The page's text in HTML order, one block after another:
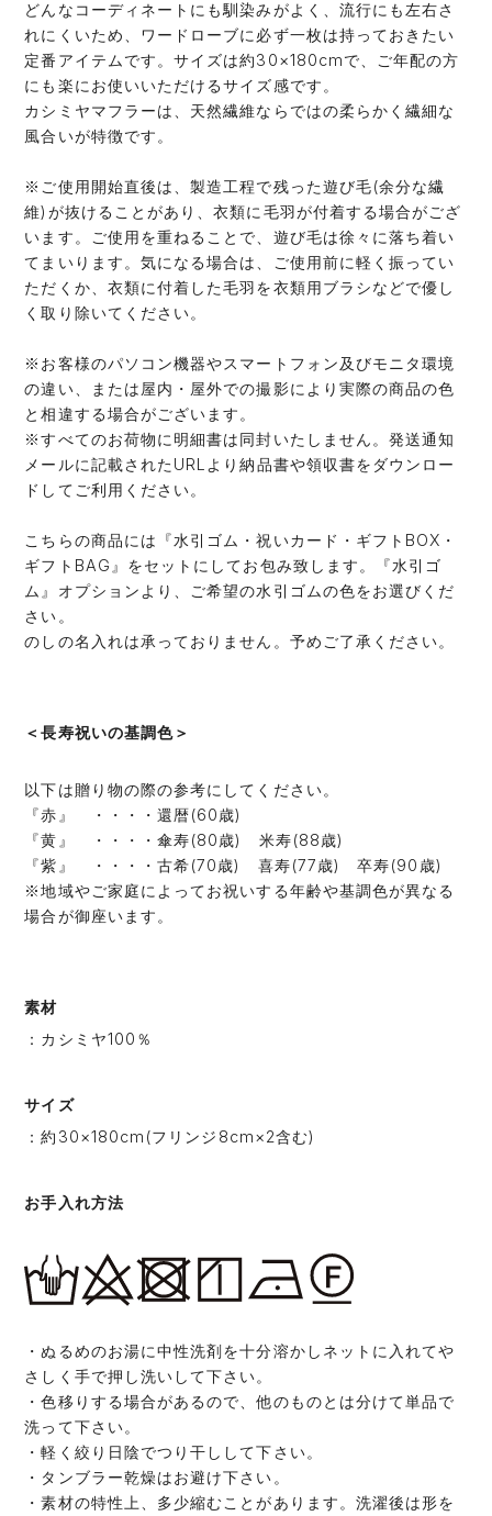
どんなコーディネートにも馴染みがよく、流行にも左右さ
れにくいため、ワードローブに必ず一枚は持っておきたい
定番アイテムです。サイズは約30×180cmで、ご年配の方
にも楽にお使いいただけるサイズ感です。
カシミヤマフラーは、天然繊維ならではの柔らかく繊細な
風合いが特徴です。
※ご使用開始直後は、製造工程で残った遊び毛(余分な繊
維)が抜けることがあり、衣類に毛羽が付着する場合がござ
います。ご使用を重ねることで、遊び毛は徐々に落ち着い
てまいります。気になる場合は、ご使用前に軽く振ってい
ただくか、衣類に付着した毛羽を衣類用ブラシなどで優し
く取り除いてください。
※お客様のパソコン機器やスマートフォン及びモニタ環境
の違い、または屋内・屋外での撮影により実際の商品の色
と相違する場合がございます。
※すべてのお荷物に明細書は同封いたしません。発送通知
メールに記載されたURLより納品書や領収書をダウンロー
ドしてご利用ください。
こちらの商品には『水引ゴム・祝いカード・ギフトBOX・
ギフトBAG』をセットにしてお包み致します。『水引ゴ
ム』オプションより、ご希望の水引ゴムの色をお選びくだ
さい。
のしの名入れは承っておりません。予めご了承ください。
＜長寿祝いの基調色＞
以下は贈り物の際の参考にしてください。
『赤』 ・・・・還暦(60歳)
『黄』 ・・・・傘寿(80歳) 米寿(88歳)
『紫』 ・・・・古希(70歳) 喜寿(77歳) 卒寿(90歳)
※地域やご家庭によってお祝いする年齢や基調色が異なる
場合が御座います。
素材
：カシミヤ100％
サイズ
：約30×180cm(フリンジ8cm×2含む)
お手入れ方法
・ぬるめのお湯に中性洗剤を十分溶かしネットに入れてや
さしく手で押し洗いして下さい。
・色移りする場合があるので、他のものとは分けて単品で
洗って下さい。
・軽く絞り日陰でつり干しして下さい。
・タンブラー乾燥はお避け下さい。
・素材の特性上、多少縮むことがあります。洗濯後は形を